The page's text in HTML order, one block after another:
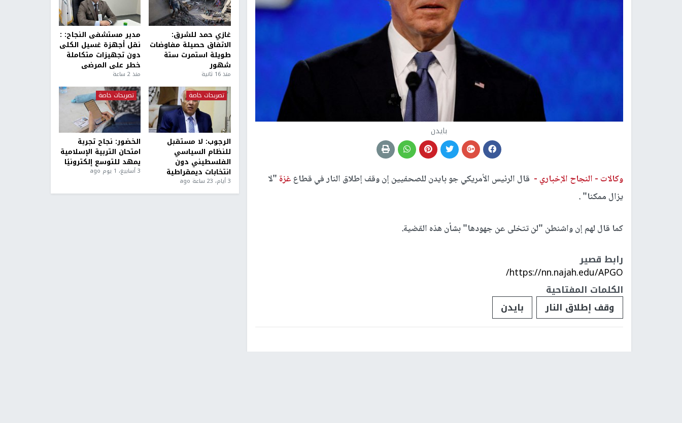
بايدن
وكالات - النجاح الإخباري - قال الرئيس الأمريكي جو بايدن للصحفيين إن وقف إطلاق النار في قطاع غزة "لا
يزال ممكنا" .
كما قال لهم إن واشنطن "لن تتخلى عن جهودها" بشأن هذه القضية.
رابط قصير
https://nn.najah.edu/APGO/
الكلمات المفتاحية
وقف إطلاق النار
بايدن
غازي حمد للشرق:
الاتفاق حصيلة مفاوضات
طويلة استمرت ستة
شهور
منذ 16 ثانية
مدير مستشفى النجاح: :
نقل أجهزة غسيل الكلى
دون تجهيزات متكاملة
خطر على المرضى
منذ 2 ساعة
تصريحات خاصة
الرجوب: لا مستقبل
للنظام السياسي
الفلسطيني دون
انتخابات ديمقراطية
3 أيام، 23 ساعة ago
تصريحات خاصة
الخضور: نجاح تجربة
امتحان التربية الإسلامية
يمهد للتوسع إلكترونيًا
3 أسابيع، 1 يوم ago